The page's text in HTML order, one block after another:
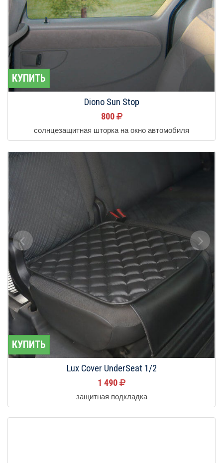
КУПИТЬ
Diono Sun Stop
800
солнцезащитная шторка на окно автомобиля
КУПИТЬ
Lux Cover UnderSeat 1/2
1 490
защитная подкладка